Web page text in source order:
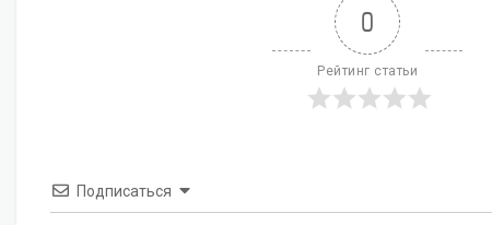
0
Рейтинг статьи
Подписаться